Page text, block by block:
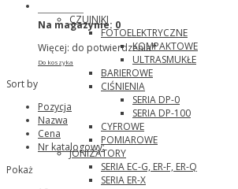
CZUJNIKI
FOTOELEKTRYCZNE
KOMPAKTOWE
ULTRASMUKŁE
BARIEROWE
CIŚNIENIA
SERIA DP-0
SERIA DP-100
CYFROWE
POMIAROWE
JONIZATORY
SERIA EC-G, ER-F, ER-Q
SERIA ER-X
Na magazynie: 0
Więcej: do potwierdzenia*
Do koszyka
Sort by
Pozycja
Nazwa
Cena
Nr katalogowy:
Pokaż